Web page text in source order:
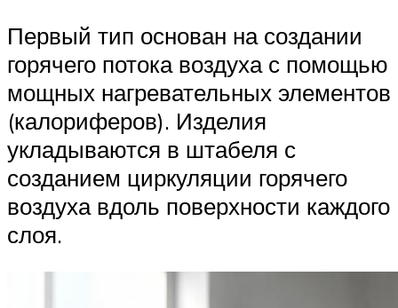
Первый тип основан на создании
горячего потока воздуха с помощью
мощных нагревательных элементов
(калориферов). Изделия
укладываются в штабеля с
созданием циркуляции горячего
воздуха вдоль поверхности каждого
слоя.